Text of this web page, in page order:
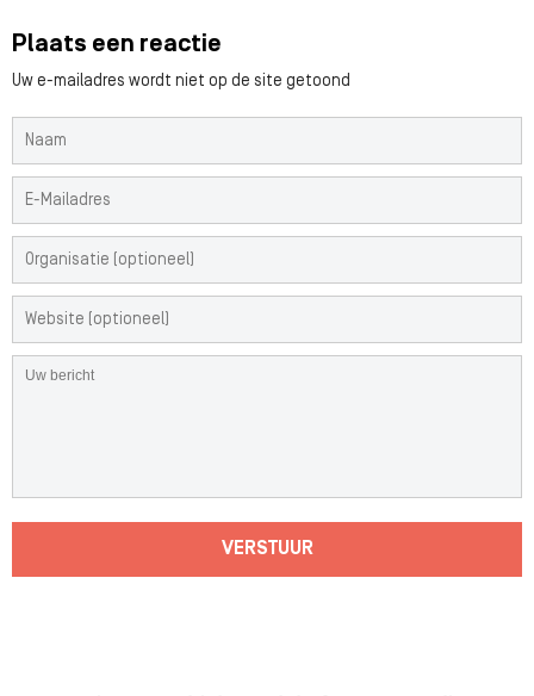
Plaats een reactie
Uw e-mailadres wordt niet op de site getoond
VERSTUUR